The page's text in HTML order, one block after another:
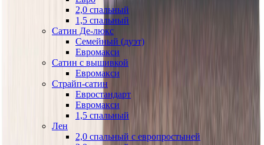
2,0 спальный
1,5 спальный
Сатин Де-люкс
Семейный (дуэт)
Евромакси
Сатин с вышивкой
Евромакси
Страйп-сатин
Евростандарт
Евромакси
1,5 спальный
Лен
2,0 спальный с европростыней